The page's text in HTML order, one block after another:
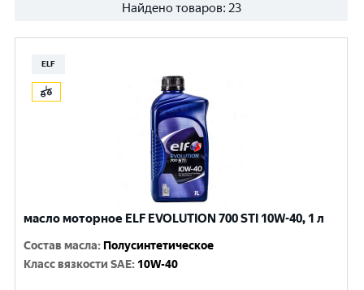
Найдено товаров: 23
ELF
масло моторное ELF EVOLUTION 700 STI 10W-40, 1 л
Состав масла: Полусинтетическое
Класс вязкости SAE: 10W-40